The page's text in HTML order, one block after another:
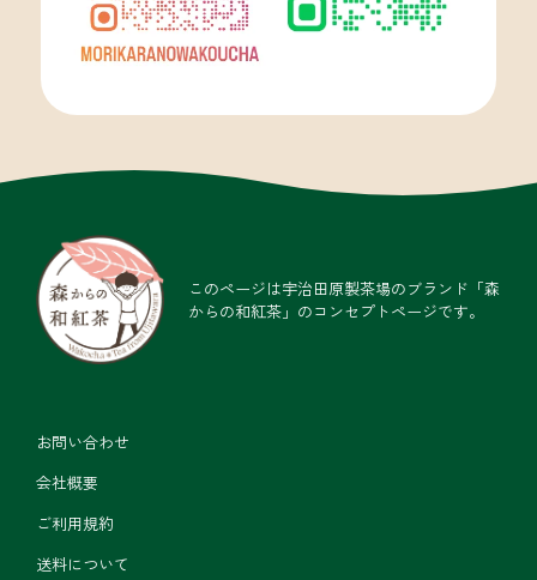
このページは宇治田原製茶場のブランド「森
からの和紅茶」のコンセプトページです。
お問い合わせ
会社概要
ご利用規約
送料について